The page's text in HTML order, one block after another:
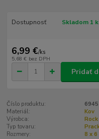
Dostupnosť Skladom 1
6,99 €/ks
5,68 € bez DPH
Pridať
Číslo produktu:
Materiál:
Kov
Výrobca:
Typ tovaru:
Rozmery:
8 x 6